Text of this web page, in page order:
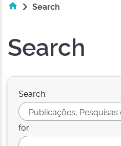
Search
Search
Search:
for